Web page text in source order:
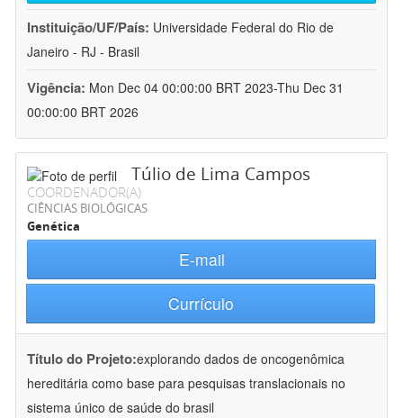
Instituição/UF/País: Universidade Federal do Rio de
Janeiro - RJ - Brasil
Vigência: Mon Dec 04 00:00:00 BRT 2023-Thu Dec 31
00:00:00 BRT 2026
Túlio de Lima Campos
COORDENADOR(A)
CIÊNCIAS BIOLÓGICAS
Genética
E-mail
Currículo
Título do Projeto:explorando dados de oncogenômica
hereditária como base para pesquisas translacionais no
sistema único de saúde do brasil